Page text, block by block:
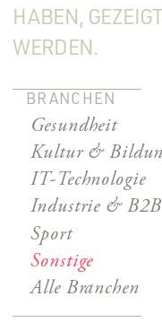
HABEN,
WERDEN.
BRANCHEN
Gesundheit
Kultur &
IT-Technologie
Industrie & B2B
Sport
Sonstige
Alle Branchen